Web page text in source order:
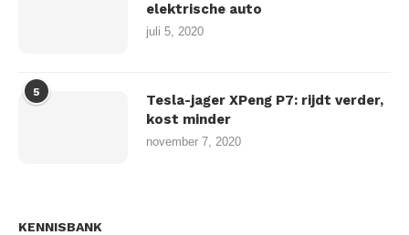
elektrische auto
juli 5, 2020
5
Tesla-jager XPeng P7: rijdt verder,
kost minder
november 7, 2020
KENNISBANK